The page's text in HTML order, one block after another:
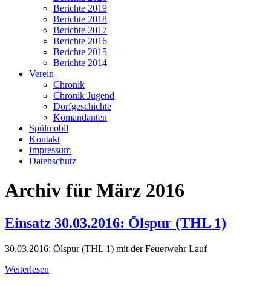
Berichte 2019
Berichte 2018
Berichte 2017
Berichte 2016
Berichte 2015
Berichte 2014
Verein
Chronik
Chronik Jugend
Dorfgeschichte
Komandanten
Spülmobil
Kontakt
Impressum
Datenschutz
Archiv für März 2016
Einsatz 30.03.2016: Ölspur (THL 1)
30.03.2016: Ölspur (THL 1) mit der Feuerwehr Lauf
Weiterlesen